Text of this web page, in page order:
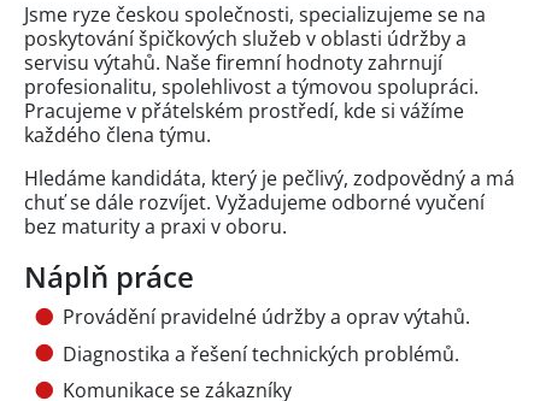
Jsme ryze českou společnosti, specializujeme se na
poskytování špičkových služeb v oblasti údržby a
servisu výtahů. Naše firemní hodnoty zahrnují
profesionalitu, spolehlivost a týmovou spolupráci.
Pracujeme v přátelském prostředí, kde si vážíme
každého člena týmu.
Hledáme kandidáta, který je pečlivý, zodpovědný a má
chuť se dále rozvíjet. Vyžadujeme odborné vyučení
bez maturity a praxi v oboru.
Náplň práce
Provádění pravidelné údržby a oprav výtahů.
Diagnostika a řešení technických problémů.
Komunikace se zákazníky